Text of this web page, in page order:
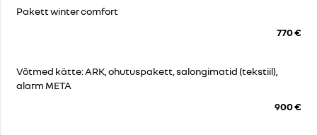
Pakett winter comfort
770 €
Võtmed kätte: ARK, ohutuspakett, salongimatid (tekstiil),
alarm META
900 €